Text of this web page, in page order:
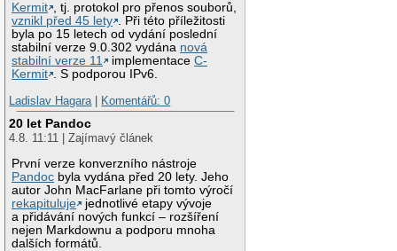
Kermit , tj. protokol pro přenos souborů,
vznikl před 45 lety . Při této příležitosti
byla po 15 letech od vydání poslední
stabilní verze 9.0.302 vydána nová
stabilní verze 11
implementaceC-
Kermit . S podporou IPv6.
Ladislav Hagara | Komentářů: 0
20 let Pandoc
4.8. 11:11 | Zajímavý článek
První verze konverzního nástroje
Pandoc byla vydána před 20 lety. Jeho
autor John MacFarlane při tomto výročí
rekapituluje
jednotlivé etapy vývoje
a přidávání nových funkcí – rozšíření
nejen Markdownu a podporu mnoha
dalších formátů.